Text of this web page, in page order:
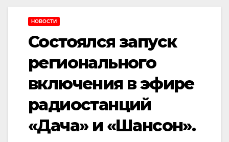
НОВОСТИ
Состоялся запуск
регионального
включения в эфире
радиостанций
«Дача» и «Шансон».